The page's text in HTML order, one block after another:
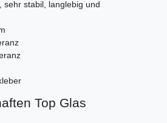
sehr stabil, langlebig und
Top Glas